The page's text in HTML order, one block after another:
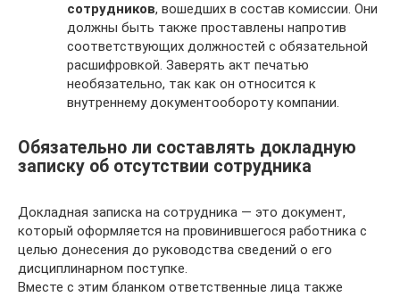
сотрудников, вошедших в состав комиссии. Они
должны быть также проставлены напротив
соответствующих должностей с обязательной
расшифровкой. Заверять акт печатью
необязательно, так как он относится к
внутреннему документообороту компании.
Обязательно ли составлять докладную
записку об отсутствии сотрудника
Докладная записка на сотрудника — это документ,
который оформляется на провинившегося работника с
целью донесения до руководства сведений о его
дисциплинарном поступке.
Вместе с этим бланком ответственные лица также